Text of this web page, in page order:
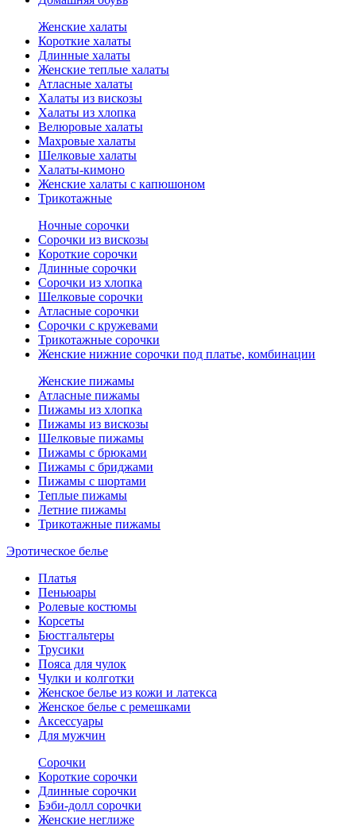
Женские халаты
Короткие халаты
Длинные халаты
Женские теплые халаты
Атласные халаты
Халаты из вискозы
Халаты из хлопка
Велюровые халаты
Махровые халаты
Шелковые халаты
Халаты-кимоно
Женские халаты с капюшоном
Трикотажные
Ночные сорочки
Сорочки из вискозы
Короткие сорочки
Длинные сорочки
Сорочки из хлопка
Шелковые сорочки
Атласные сорочки
Сорочки с кружевами
Трикотажные сорочки
Женские нижние сорочки под платье, комбинации
Женские пижамы
Атласные пижамы
Пижамы из хлопка
Пижамы из вискозы
Шелковые пижамы
Пижамы с брюками
Пижамы с бриджами
Пижамы с шортами
Теплые пижамы
Летние пижамы
Трикотажные пижамы
Эротическое белье
Платья
Пеньюары
Ролевые костюмы
Корсеты
Бюстгальтеры
Трусики
Пояса для чулок
Чулки и колготки
Женское белье из кожи и латекса
Женское белье с ремешками
Аксессуары
Для мужчин
Сорочки
Короткие сорочки
Длинные сорочки
Бэби-долл сорочки
Женские неглиже